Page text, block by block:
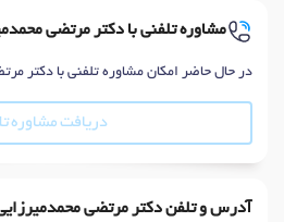
مشاوره تلفنی با دکتر مرتضی
در حال حاضر امکان مشاوره تلفنی با دکتر
دریافت مشاوره
آدرس و تلفن دکتر مرتضی